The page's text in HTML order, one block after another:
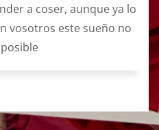
a coser, aunque ya lo
vosotros este sueño no